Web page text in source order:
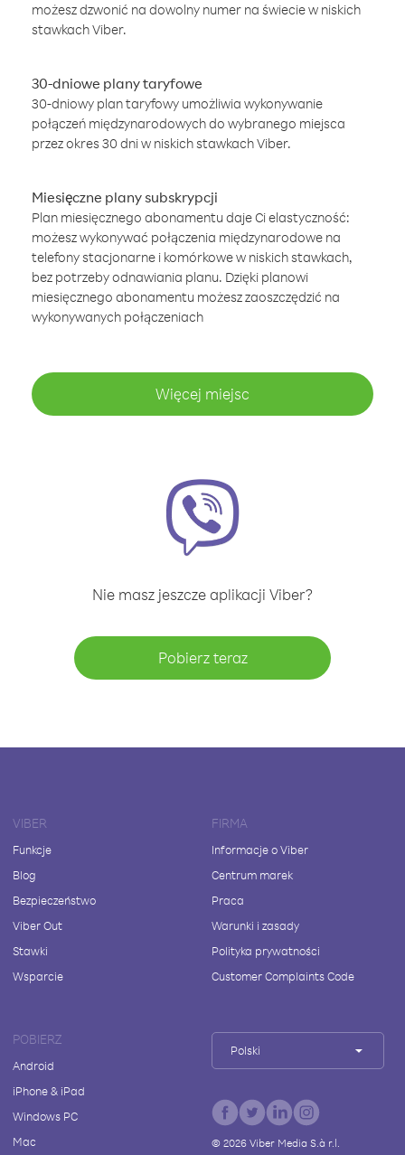
możesz dzwonić na dowolny numer na świecie w niskich
stawkach Viber.
30-dniowe plany taryfowe
30-dniowy plan taryfowy umożliwia wykonywanie
połączeń międzynarodowych do wybranego miejsca
przez okres 30 dni w niskich stawkach Viber.
Miesięczne plany subskrypcji
Plan miesięcznego abonamentu daje Ci elastyczność:
możesz wykonywać połączenia międzynarodowe na
telefony stacjonarne i komórkowe w niskich stawkach,
bez potrzeby odnawiania planu. Dzięki planowi
miesięcznego abonamentu możesz zaoszczędzić na
wykonywanych połączeniach
Więcej miejsc
Nie masz jeszcze aplikacji Viber?
Pobierz teraz
VIBER
Funkcje
Blog
Bezpieczeństwo
Viber Out
Stawki
Wsparcie
FIRMA
Informacje o Viber
Centrum marek
Praca
Warunki i zasady
Polityka prywatności
Customer Complaints Code
POBIERZ
Android
iPhone & iPad
Windows PC
Mac
Polski
© 2026Viber Media S.à r.l.